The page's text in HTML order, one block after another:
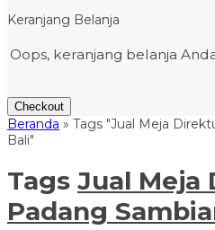
Keranjang Belanja
Oops, keranjang belanja
Checkout
Beranda » Tags "Jual Meja
Bali"
Tags Jual Meja
Padang